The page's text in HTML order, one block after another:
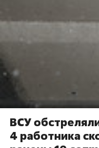
ВСУ
4 работника